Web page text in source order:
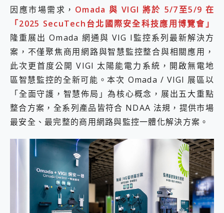
您的專屬AI 助手 Yoga Slim 7 Aura Edition 觸控AI筆電 開箱 評測
realme 14 Pro 超硬軍規、冰感變色實測，realme 14 5G 遊戲戰鬥值爆表，效能x娛樂全都要！
動靜皆宜「HUAWEI FreeArc」開放式耳掛耳機，無感配戴! 超穩超服貼，音質、通話也很優質
好玩好拍 vivo V50 ~ 口袋裡的 Zeiss 潮流攝影棚!
25種洗烘模式一機搞定! Roborock 衣莉莎白 H1 Neo分子篩洗脫烘 AI 滾筒洗衣機
給 MSI Claw 系列電競掌機 最完美的家 MSI Nest Docking Station 掌機專屬擴充底座 開箱 評測
2億 APO蔡司長焦神機降臨~ vivo X200 Pro、vivo X200 就是這麼好拍
EaseUS Vocal Remover 免費線上去聲器一鍵去除人聲 人聲 音樂分離 2024 消除人聲推薦
3 個超值 MHN 飛人工具分享~~ iToolab AnyGo 魔物獵人 Now飛人 ios教學 不出門也可以到處走
小體積 40000mAh 超大容量 一次充5個設備 充好充滿 CUKTECH 酷態科 300W 微型充電站 開箱 評測
97.3% 恢復率，資料救援就是這麼簡單 EaseUS Data Recovery Wizard Free 18.0.0 業界最好的資料救援軟體
磁碟系統大風吹 有了 磁碟管理程式 EaseUS Partition Master 就是這麼簡單
全新 SONY Xperia 1 VI 開箱! 相機實測! 長焦覆蓋更遠更清晰、2日長續航、頂尖影音娛樂效能~
Xiaomi 14 Ultra 開箱 評測~ 有深度的 Leica 影像旗艦手機! 加碼小旗艦 Xiaomi 14 開箱 評測
vivo TWS 3e 真無線藍牙耳機智慧降噪升級、音質明亮溫潤，並支援雙設備連接~
因應市場需求， Omada 與 VIGI 將於 5/7至5/9 在
「2025 SecuTech台北國際安全科技應用博覽會」
隆重展出 Omada 網通與 VIG I監控系列最新解決方
案，不僅聚焦商用網路與智慧監控整合與相關應用，
此次更首度公開 VIGI 太陽能電力系統，開啟無電地
區智慧監控的全新可能。本次 Omada / VIGI 展區以
「全面守護，智慧佈局」為核心概念，展出五大重點
整合方案，全系列產品皆符合 NDAA 法規，提供市場
最安全、最完整的商用網路與監控一體化解決方案。